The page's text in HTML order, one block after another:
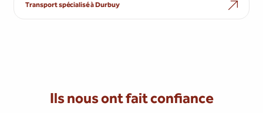
Transport spécialisé à Durbuy
Ils nous ont fait confiance